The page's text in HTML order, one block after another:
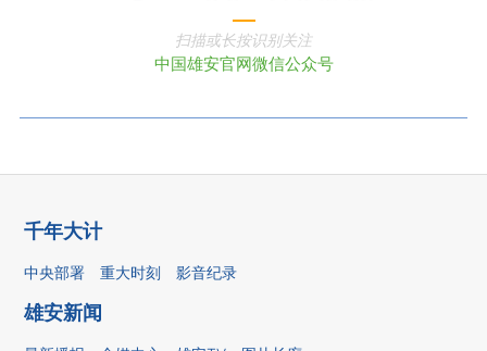
扫描或长按识别关注
中国雄安官网微信公众号
千年大计
中央部署 重大时刻 影音纪录
雄安新闻